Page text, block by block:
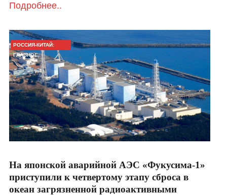
Подробнее..
РОССИЯ-КИТАЙ:
ГЛАВНОЕ
На японской аварийной АЭС «Фукусима-1»
приступили к четвертому этапу сброса в
океан загрязненной радиоактивными